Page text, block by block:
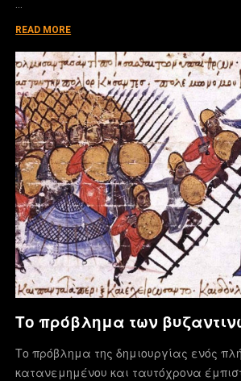
…
READ MORE
Το πρόβλημα των
Το πρόβλημα της δημιουργίας ενός
κατανεμημένου και ταυτόχρονα